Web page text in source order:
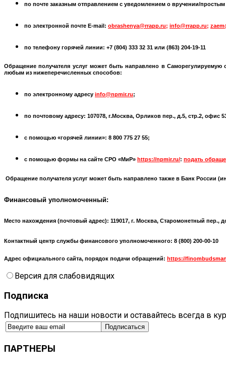
по почте заказным отправлением с уведомлением о вручении/
по электронной почте E-mail: obrashenya@rrapp.ru; info@rrapp.ru;
по телефону горячей линии: +7 (804) 333 32 31 или (863) 204-19-11
Обращение получателя услуг может быть направлено в Саморегулируемую
любым из нижеперечисленных способов:
по электронному адресу info@npmir.ru;
по почтовому адресу: 107078, г.Москва, Орликов пер., д.5, стр.2, офис
с помощью «горячей линии»: 8 800 775 27 55;
с помощью формы на сайте СРО «МиР» https://npmir.ru/: подать
Обращение получателя услуг может быть направлено также в Банк России (
Финансовый уполномоченный:
Место нахождения (почтовый адрес): 119017, г. Москва, Старомонетный пер.,
Контактный центр службы финансового уполномоченного: 8 (800) 200-00-10
Адрес официального сайта, порядок подачи обращений: https://
Версия для слабовидящих
Подписка
Подпишитесь на наши новости и оставайтесь всегда в
ПАРТНЕРЫ